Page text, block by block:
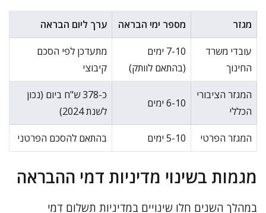
מגזר מספר ימי הבראה ערך ליום הבראה
עובדי משרד
החינוך
7-10 ימים
(בהתאם לוותק)
מתעדכן לפי הסכם
קיבוצי
המגזר הציבורי
הכללי
6-10 ימים
כ-378 ש"ח ביום (נכון
לשנת 2024)
המגזר הפרטי 5-10 ימים בהתאם להסכם הפרטני
מגמות בשינוי מדיניות דמי ההבראה
במהלך השנים חלו שינויים במדיניות תשלום דמי